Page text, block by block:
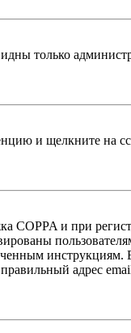
только
и щелкните на
COPPA и при
адрес